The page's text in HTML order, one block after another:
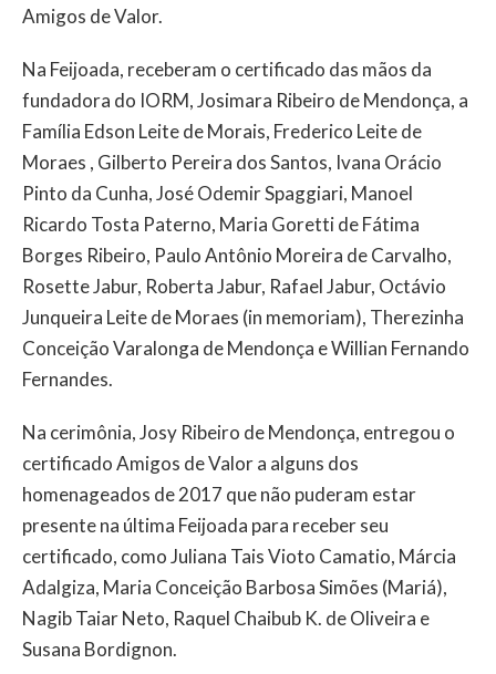
Amigos de Valor.
Na Feijoada, receberam o certificado das mãos da
fundadora do IORM, Josimara Ribeiro de Mendonça, a
Família Edson Leite de Morais, Frederico Leite de
Moraes , Gilberto Pereira dos Santos, Ivana Orácio
Pinto da Cunha, José Odemir Spaggiari, Manoel
Ricardo Tosta Paterno, Maria Goretti de Fátima
Borges Ribeiro, Paulo Antônio Moreira de Carvalho,
Rosette Jabur, Roberta Jabur, Rafael Jabur, Octávio
Junqueira Leite de Moraes (in memoriam), Therezinha
Conceição Varalonga de Mendonça e Willian Fernando
Fernandes.
Na cerimônia, Josy Ribeiro de Mendonça, entregou o
certificado Amigos de Valor a alguns dos
homenageados de 2017 que não puderam estar
presente na última Feijoada para receber seu
certificado, como Juliana Tais Vioto Camatio, Márcia
Adalgiza, Maria Conceição Barbosa Simões (Mariá),
Nagib Taiar Neto, Raquel Chaibub K. de Oliveira e
Susana Bordignon.